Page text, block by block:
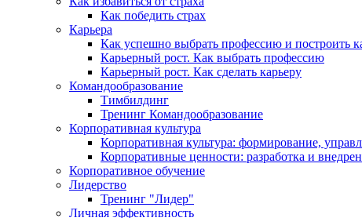
Как победить страх
Карьера
Как успешно выбрать профессию и построить
Карьерный рост. Как выбрать профессию
Карьерный рост. Как сделать карьеру
Командообразование
Тимбилдинг
Тренинг Командообразование
Корпоративная культура
Корпоративная культура: формирование,
Корпоративные ценности: разработка и
Корпоративное обучение
Лидерство
Тренинг "Лидер"
Личная эффективность